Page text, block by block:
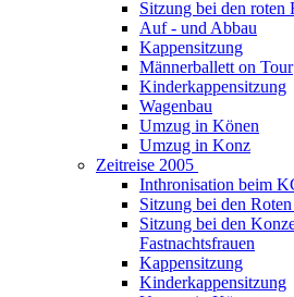
Sitzung bei den roten
Auf - und Abbau
Kappensitzung
Männerballett on Tour
Kinderkappensitzung
Wagenbau
Umzug in Könen
Umzug in Konz
Zeitreise 2005
Inthronisation beim
Sitzung bei den
Sitzung bei den
Fastnachtsfrauen
Kappensitzung
Kinderkappensitzung